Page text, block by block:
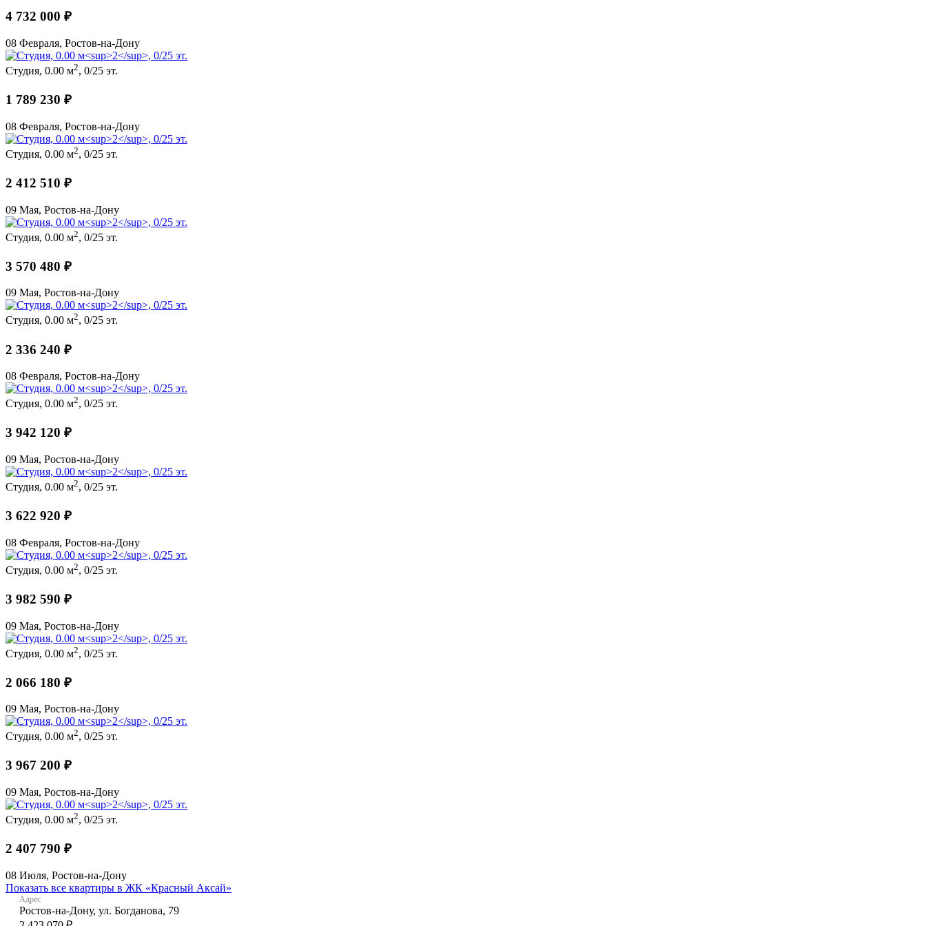
4 732 000 ₽
08 Февраля, Ростов-на-Дону
Студия, 0.00 м2, 0/25 эт.
1 789 230 ₽
08 Февраля, Ростов-на-Дону
Студия, 0.00 м2, 0/25 эт.
2 412 510 ₽
09 Мая, Ростов-на-Дону
Студия, 0.00 м2, 0/25 эт.
3 570 480 ₽
09 Мая, Ростов-на-Дону
Студия, 0.00 м2, 0/25 эт.
2 336 240 ₽
08 Февраля, Ростов-на-Дону
Студия, 0.00 м2, 0/25 эт.
3 942 120 ₽
09 Мая, Ростов-на-Дону
Студия, 0.00 м2, 0/25 эт.
3 622 920 ₽
08 Февраля, Ростов-на-Дону
Студия, 0.00 м2, 0/25 эт.
3 982 590 ₽
09 Мая, Ростов-на-Дону
Студия, 0.00 м2, 0/25 эт.
2 066 180 ₽
09 Мая, Ростов-на-Дону
Студия, 0.00 м2, 0/25 эт.
3 967 200 ₽
09 Мая, Ростов-на-Дону
Студия, 0.00 м2, 0/25 эт.
2 407 790 ₽
08 Июля, Ростов-на-Дону
Показать все квартиры в ЖК «Красный Аксай»
Адрес
Ростов-на-Дону, ул. Богданова, 79